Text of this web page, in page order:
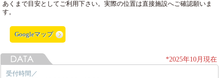
あくまで目安としてご利用下さい。実際の位置は直接施設へご確認願いま
す。
Googleマップ
*2025年10月現在
受付時間／